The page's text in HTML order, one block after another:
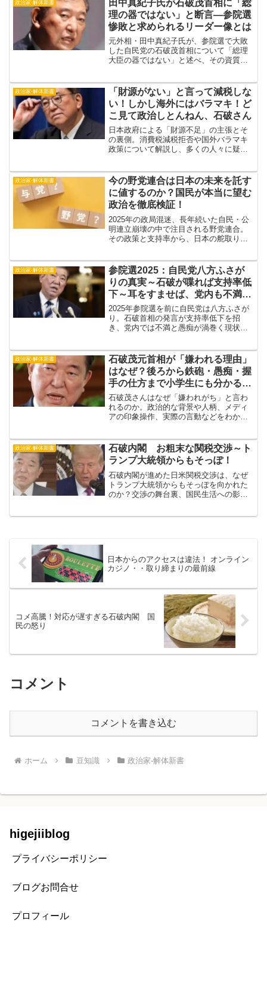
政治家‐解体新書
田中真紀子氏が石破茂首相に「総
理の器ではない」と断言―参院選
惨敗と求められるリーダー像とは
元外相・田中真紀子氏が、参院選で大敗
した自民党の石破茂首相について「総理
大臣の器ではない」と述べ、その資質や
と、今後の政局への影響を徹底解説。
政治家‐解体新書
「財源がない」と言って減税しな
い！しかし海外にはバラマキ！ど
こ見て政治しとんねん、石破さん
日本政府による「財源不足」の主張とそ
の裏側。消費税減税拒否や国外バラマキ
政策について解説し、多くの人々に疑問
政治家‐解体新書
今の野党連合は日本の未来を託す
に値するのか？国民が本当に望む
政治を徹底検証！
2025年の政局混迷、長年続いた自民・公
明連立崩壊の中で注目される野党連合。
その政策と支持率から、日本の舵取りを
政治家‐解体新書
参院選2025：自民党八方ふさが
りの真実～石破が喋れば支持率低
下～耳をすませば、党内も不満と
愚痴の嵐
2025年参院選を前に自民党は八方ふさが
り。石破首相の発言が支持率低下を招
き、党内では不満と愚痴が渦巻く現状を
政治家‐解体新書
石破茂元首相が「嫌われる理由」
はなぜ？後ろから鉄砲・愚痴・握
手の仕方まで小学生にも分かるよ
うに解説
石破茂さんはなぜ「嫌われがち」と言わ
れるのか。政治的な背景や人柄、メディ
アの印象操作、実際の言動などをわかり
で、子どもにも理解できる言葉で説明し
ます。
政治家‐解体新書
石破内閣 お粗末な関税交渉～ト
ランプ大統領からもそっぽ！
石破内閣が進めた日米関税交渉は、なぜ
トランプ大統領からもそっぽを向かれた
のか？交渉の舞台裏、国民生活への影
日本からのアクセスは違法！ オンライン
カジノ・・取り締まりの最前線
コメ高騰！対応が遅すぎる石破内閣 国
民の怒り
コメント
コメントを書き込む
ホーム 豆知識 政治家‐解体新書
higejiiblog
プライバシーポリシー
ブログお問合せ
プロフィール